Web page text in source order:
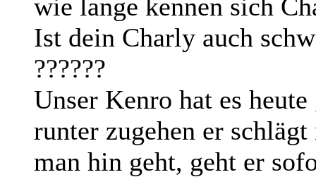
wie lange kennen sich
Ist dein Charly auch
??????
Unser Kenro hat es
runter zugehen er
man hin geht, geht er